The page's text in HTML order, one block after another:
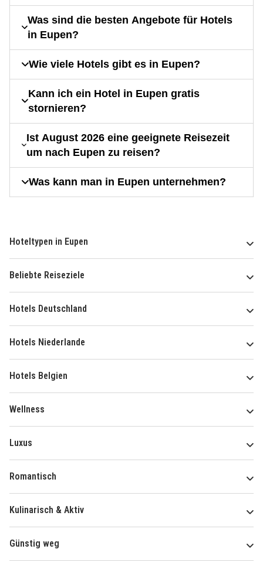
Was sind die besten Angebote für Hotels
in Eupen?
Wie viele Hotels gibt es in Eupen?
Kann ich ein Hotel in Eupen gratis
stornieren?
Ist August 2026 eine geeignete Reisezeit
um nach Eupen zu reisen?
Was kann man in Eupen unternehmen?
Hoteltypen in Eupen
Beliebte Reiseziele
Hotels Deutschland
Hotels Niederlande
Hotels Belgien
Wellness
Luxus
Romantisch
Kulinarisch & Aktiv
Günstig weg